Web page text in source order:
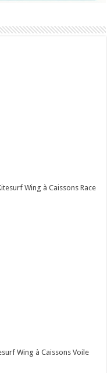
Wing à Caissons Race
Wing à Caissons Voile